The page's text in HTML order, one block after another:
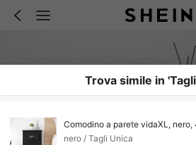
Trova simile in
Comodino a parete vidaXL,
nero / Tagli Unica